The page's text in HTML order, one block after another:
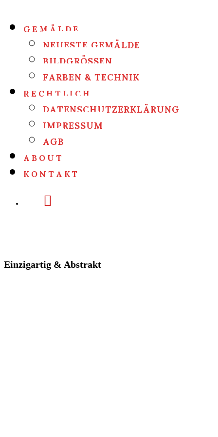
GEMÄLDE
NEUESTE GEMÄLDE
BILDGRÖSSEN
FARBEN & TECHNIK
RECHTLICH
DATENSCHUTZERKLÄRUNG
IMPRESSUM
AGB
ABOUT
KONTAKT
Einzigartig & Abstrakt